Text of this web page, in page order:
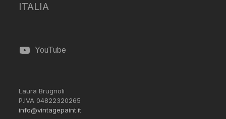
ITALIA
YouTube
Laura Brugnoli
P.IVA 04822320265
info@vintagepaint.it